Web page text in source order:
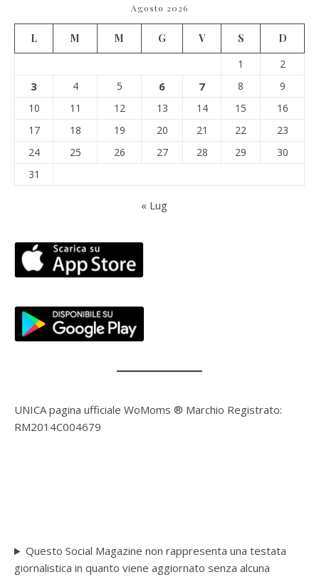
Agosto 2026
L M M G V S
D
1
2
3 4 5 6 7 8
9
10
11 12 13 14 15
16
17
18 19 20 21 22
23
24
25 26 27 28 29
30
31
« Lug
UNICA pagina ufficiale WoMoms ® Marchio Registrato:
RM2014C004679
Questo Social Magazine non rappresenta una testata
giornalistica in quanto viene aggiornato senza alcuna